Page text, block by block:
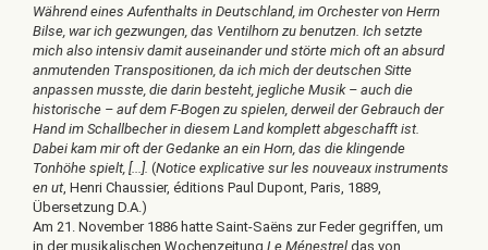
Während eines Aufenthalts in Deutschland, im Orchester von Herrn
Bilse, war ich gezwungen, das Ventilhorn zu benutzen. Ich setzte
mich also intensiv damit auseinander und störte mich oft an absurd
anmutenden Transpositionen, da ich mich der deutschen Sitte
anpassen musste, die darin besteht, jegliche Musik – auch die
historische – auf dem F-Bogen zu spielen, derweil der Gebrauch der
Hand im Schallbecher in diesem Land komplett abgeschafft ist.
Dabei kam mir oft der Gedanke an ein Horn, das die klingende
Tonhöhe spielt, [...]. (Notice explicative sur les nouveaux instruments
en ut, Henri Chaussier, éditions Paul Dupont, Paris, 1889,
Übersetzung D.A.)
Am 21. November 1886 hatte Saint-Saëns zur Feder gegriffen, um
in der musikalischen Wochenzeitung Le Ménestrel das von